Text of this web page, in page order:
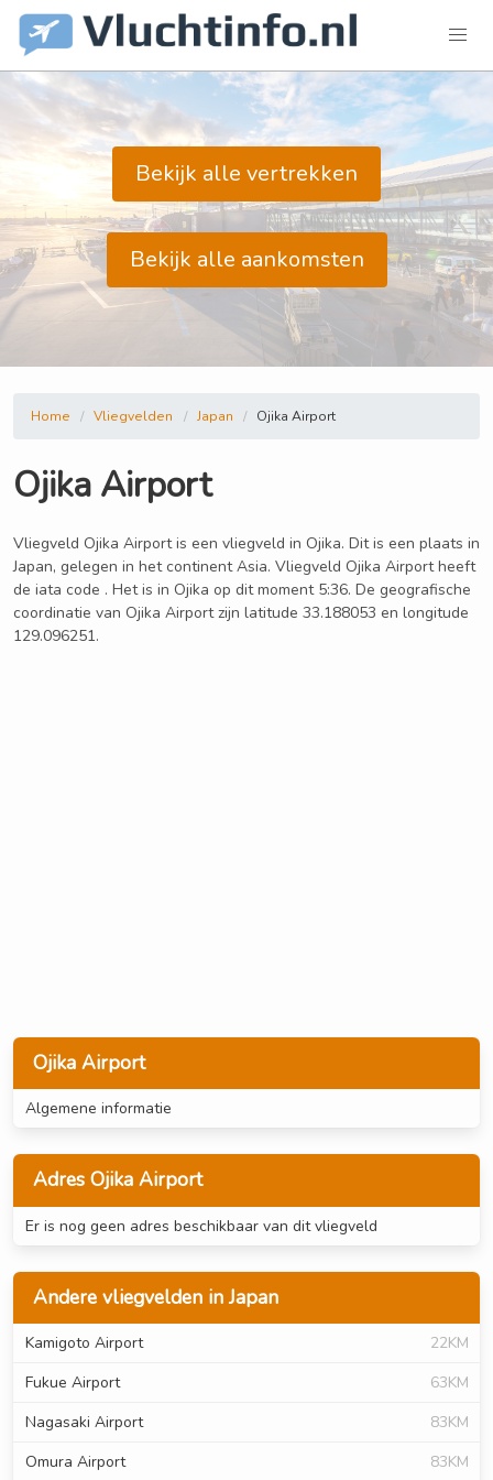
Bekijk alle vertrekken
Bekijk alle aankomsten
Ojika Airport
Algemene informatie
Adres Ojika Airport
Er is nog geen adres beschikbaar van dit vliegveld
Andere vliegvelden in Japan
Kamigoto Airport
22KM
Fukue Airport
63KM
Nagasaki Airport
83KM
Omura Airport
83KM
Home Vliegvelden Japan Ojika Airport
Ojika Airport
Vliegveld Ojika Airport is een vliegveld in Ojika. Dit is een plaats in
Japan, gelegen in het continent Asia. Vliegveld Ojika Airport heeft
de iata code . Het is in Ojika op dit moment 5:36. De geografische
coordinatie van Ojika Airport zijn latitude 33.188053 en longitude
129.096251.